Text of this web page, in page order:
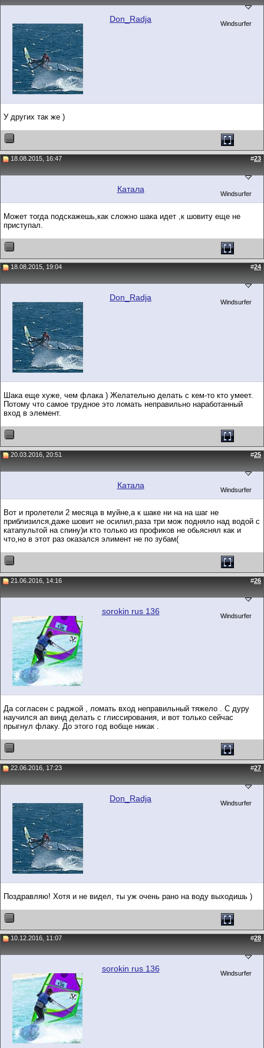
Don_Radja Windsurfer
У других так же )
18.08.2015, 16:47 #23
Катала Windsurfer
Может тогда подскажешь,как сложно шака идет ,к шовиту еще не
приступал.
18.08.2015, 19:04 #24
Don_Radja Windsurfer
Шака еще хуже, чем флака ) Желательно делать с кем-то кто умеет.
Потому что самое трудное это ломать неправильно наработанный
вход в элемент.
20.03.2016, 20:51 #25
Катала Windsurfer
Вот и пролетели 2 месяца в муйне,а к шаке ни на на шаг не
приблизился,даже шовит не осилил,раза три мож подняло над водой с
катапультой на спину)и кто только из профиков не обьяснял как и
что,но в этот раз оказался элимент не по зубам(
21.06.2016, 14:16 #26
sorokin rus 136 Windsurfer
Да согласен с раджой , ломать вход неправильный тяжело . С дуру
научился ап винд делать с глиссирования, и вот только сейчас
прыгнул флаку. До этого год вобще никак .
22.06.2016, 17:23 #27
Don_Radja Windsurfer
Поздравляю! Хотя и не видел, ты уж очень рано на воду выходишь )
10.12.2016, 11:07 #28
sorokin rus 136 Windsurfer